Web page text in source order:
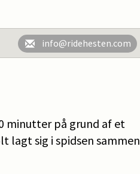
info@ridehesten.com
minutter på grund af et
lagt sig i spidsen sammen